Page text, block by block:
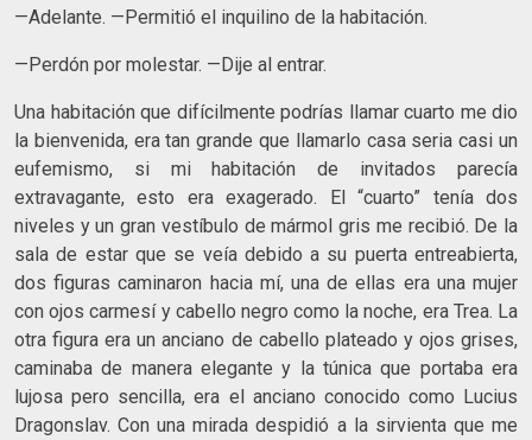
—Adelante. —Permitió el inquilino de la habitación.
—Perdón por molestar. —Dije al entrar.
Una habitación que difícilmente podrías llamar cuarto me dio
la bienvenida, era tan grande que llamarlo casa seria casi un
eufemismo, si mi habitación de invitados parecía
extravagante, esto era exagerado. El “cuarto” tenía dos
niveles y un gran vestíbulo de mármol gris me recibió. De la
sala de estar que se veía debido a su puerta entreabierta,
dos figuras caminaron hacia mí, una de ellas era una mujer
con ojos carmesí y cabello negro como la noche, era Trea. La
otra figura era un anciano de cabello plateado y ojos grises,
caminaba de manera elegante y la túnica que portaba era
lujosa pero sencilla, era el anciano conocido como Lucius
Dragonslav. Con una mirada despidió a la sirvienta que me